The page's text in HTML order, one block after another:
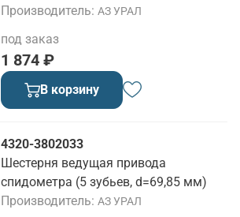
Производитель АЗ УРАЛ
1 874 ₽
под заказ
В корзину
4320-3802033
Шестерня ведущая привода
спидометра (5 зубьев, d=69,85 мм)
Производитель АЗ УРАЛ